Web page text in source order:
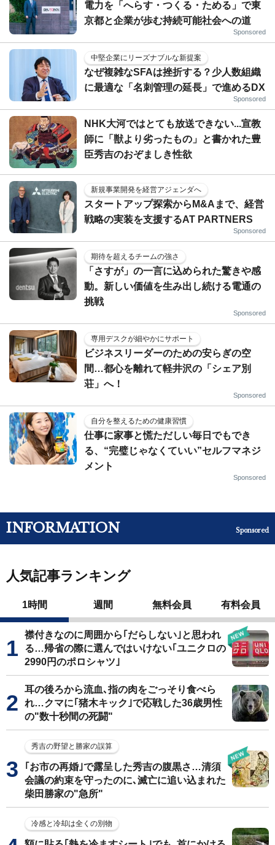
電力を「へらす・つくる・ためる」で東
京都と企業が歩む持続可能社会への道
Sponsored
中堅企業にリーズナブルな新提案
なぜ複雑なSFAは挫折する？少人数組織
に最適な「名刺管理の延長」で進めるDX
Sponsored
NHK大河ではとても放送できない...宣教
師に「獣より劣ったもの」と書かれた豊
臣秀吉のおぞましき性欲
新規事業開発を経営アジェンダへ
スタートアップ探索からM&Aまで、経営
戦略の実装を支援するAT PARTNERS
Sponsored
期待を超えるチームの強さ
「さすが」の一言に込められた驚きや感
動。新しい価値を生み出し続ける電通の
挑戦
Sponsored
専用デスクが細やかにサポート
ビジネスリーダーのための安らぎの空
間…都心を離れて軽井沢の「シェア別
荘」へ！
Sponsored
自分を整えるための健康習慣
仕事に家事と慌ただしい毎日でもでき
る、“完璧じゃなくていい”セルフマネジ
メント
Sponsored
INFORMATION Sponsored
人気記事ランキング
1時間 週間 無料会員 有料会員
襟付きなのに周囲から｢だらしない｣と思われ
る…帰省の際に選んではいけない｢ユニクロの
2990円のポロシャツ｣
耳の後ろから流血､指の肉をごっそり食べら
れ…クマに｢猪木キック｣で応戦した36歳男性
の"数十秒間の死闘"
秀吉の野望と勝家の誤算
｢お市の再婚｣で露呈した秀吉の腹黒さ…清須
会議の約束を守ったのに､滅亡に追い込まれた
柴田勝家の"急所"
冷感と冷却は全くの別物